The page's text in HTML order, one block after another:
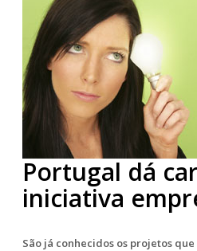
Portugal dá
iniciativa
São já conhecidos os projetos